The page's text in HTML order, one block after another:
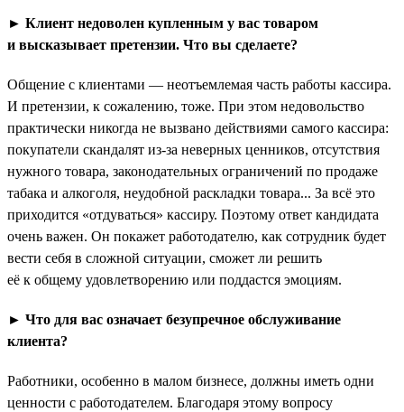
► Клиент недоволен купленным у вас товаром
и высказывает претензии. Что вы сделаете?
Общение с клиентами — неотъемлемая часть работы кассира.
И претензии, к сожалению, тоже. При этом недовольство
практически никогда не вызвано действиями самого кассира:
покупатели скандалят из-за неверных ценников, отсутствия
нужного товара, законодательных ограничений по продаже
табака и алкоголя, неудобной раскладки товара... За всё это
приходится «отдуваться» кассиру. Поэтому ответ кандидата
очень важен. Он покажет работодателю, как сотрудник будет
вести себя в сложной ситуации, сможет ли решить
её к общему удовлетворению или поддастся эмоциям.
► Что для вас означает безупречное обслуживание
клиента?
Работники, особенно в малом бизнесе, должны иметь одни
ценности с работодателем. Благодаря этому вопросу